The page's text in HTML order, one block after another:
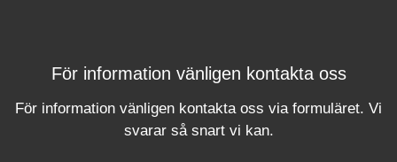
För information vänligen kontakta oss
För information vänligen kontakta oss via formuläret. Vi
svararså snart vi kan.